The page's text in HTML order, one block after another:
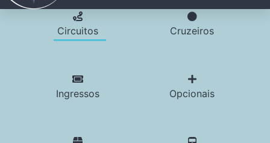
Circuitos Cruzeiros
Ingressos Opcionais